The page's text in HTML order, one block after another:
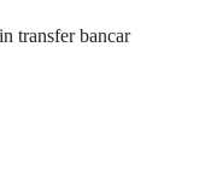
transfer bancar